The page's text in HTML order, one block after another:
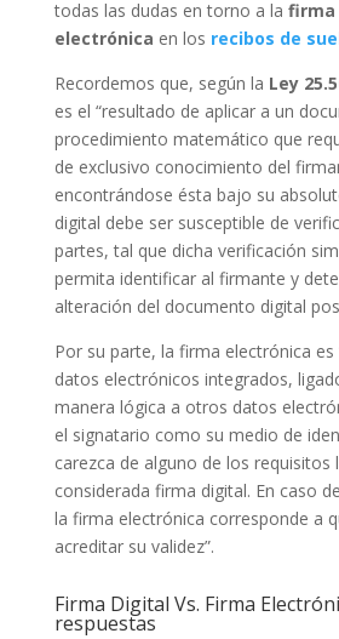
todas las dudas en torno a la
electrónica en los recibos de
Recordemos que, según la Ley
es el “resultado de aplicar a un
procedimiento matemático que
de exclusivo conocimiento del
encontrándose ésta bajo su
digital debe ser susceptible de
partes, tal que dicha verificación
permita identificar al firmante y
alteración del documento digital
Por su parte, la firma electrónica es
datos electrónicos integrados,
manera lógica a otros datos
el signatario como su medio de
carezca de alguno de los requisitos
considerada firma digital. En caso
la firma electrónica corresponde a
acreditar su validez”.
Firma Digital Vs. Firma
respuestas